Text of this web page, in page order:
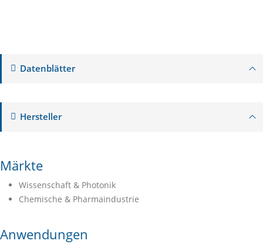
Datenblätter
Hersteller
Märkte
Wissenschaft & Photonik
Chemische & Pharmaindustrie
Anwendungen